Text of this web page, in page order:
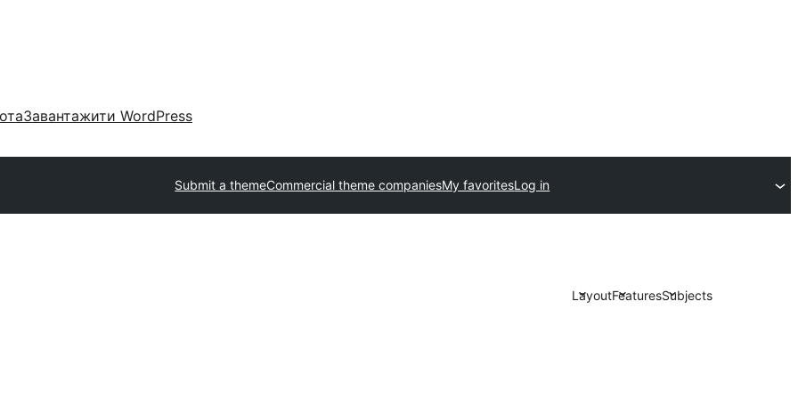
Завантажити WordPress
Submit a themeCommercial theme companiesMy favoritesLog in
LayoutFeaturesSubjects